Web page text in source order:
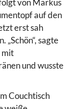
von Markus
auf den
erst sah
sagte
mit
und wusste
Couchtisch